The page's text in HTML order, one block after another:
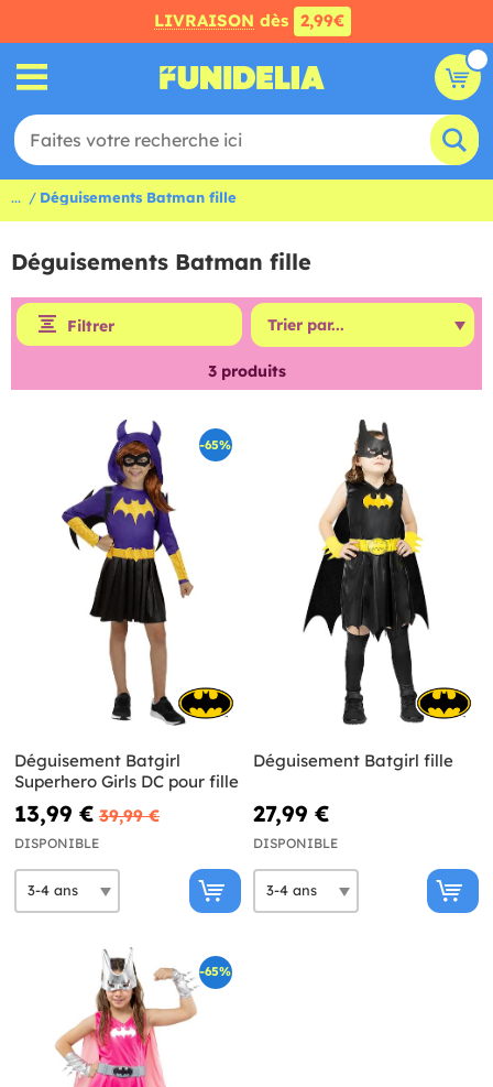
LIVRAISON dès 2,99€
... Déguisements Batman fille
Déguisements Batman fille
Filtrer
3produits
-65%
Déguisement Batgirl
Superhero Girls DC pour fille
13,99 € 39,99 €
DISPONIBLE
Déguisement Batgirl fille
27,99 €
DISPONIBLE
-65%